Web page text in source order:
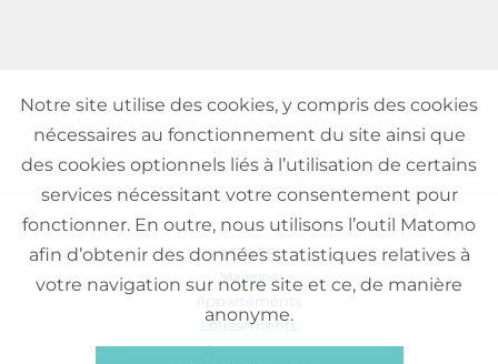
VENTE
Maisons
Appartements
Lotissements
Commerces
Notre site utilise des cookies, y compris des cookies
nécessaires au fonctionnement du site ainsi que
des cookies optionnels liés à l’utilisation de certains
services nécessitant votre consentement pour
fonctionner. En outre, nous utilisons l’outil Matomo
afin d’obtenir des données statistiques relatives à
votre navigation sur notre site et ce, de manière
anonyme.